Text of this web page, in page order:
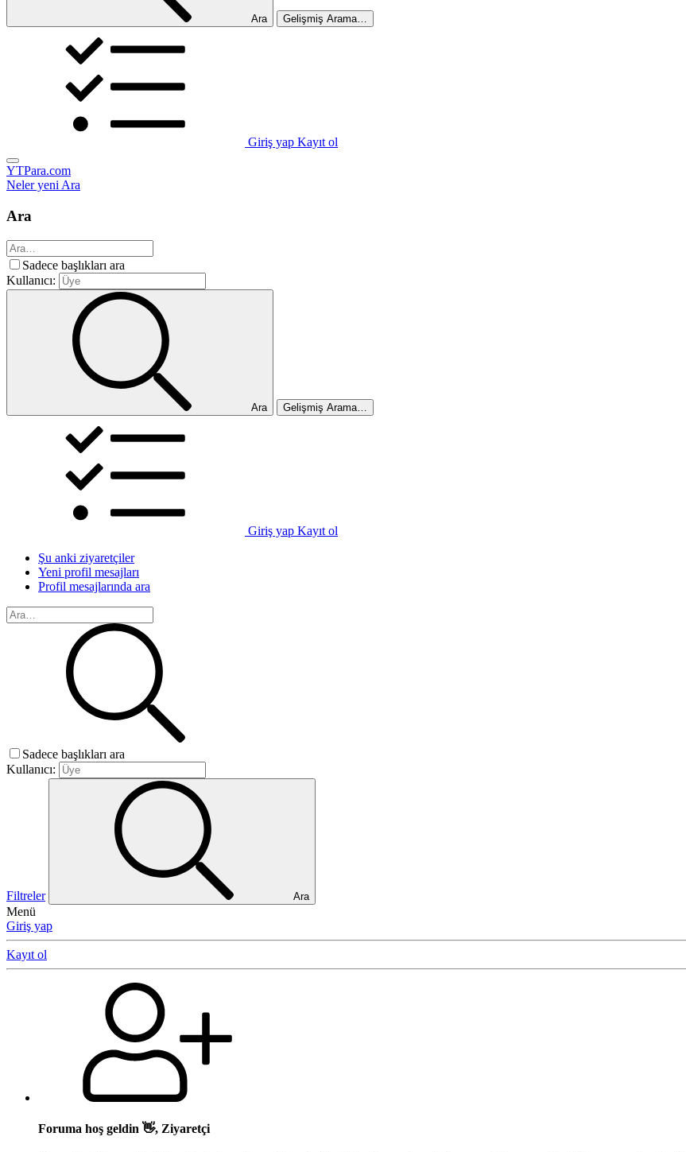
Ara Gelişmiş Arama…
Giriş yap Kayıt ol
YTPara.com
Neler yeniAra
Ara
Sadece başlıkları ara
Kullanıcı:
Ara Gelişmiş Arama…
Giriş yap Kayıt ol
Şu anki ziyaretçiler
Yeni profil mesajları
Profil mesajlarında ara
Sadece başlıkları ara
Kullanıcı:
Filtreler Ara
Menü
Giriş yap
Kayıt ol
Foruma hoş geldin 👋, Ziyaretçi